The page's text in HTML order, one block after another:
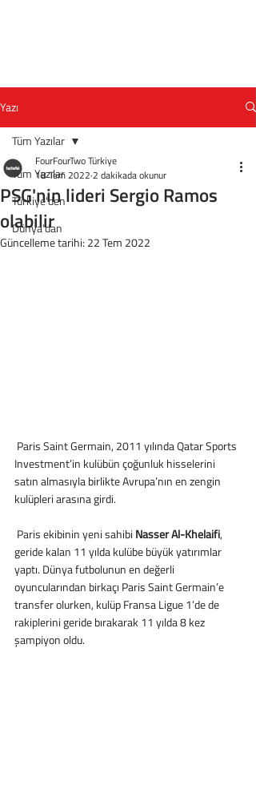
Yazı
Tüm Yazılar
Türkiye'den
Dünya'dan
Tüm Yazılar
PSG'nin lideri Sergio Ramos
olabilir
FourFourTwo Türkiye
18 Tem 2022 2 dakikada okunur
Güncelleme tarihi: 22 Tem 2022
Investment’in kulübün çoğunluk hisselerini
satın almasıyla birlikte Avrupa’nın en zengin
kulüpleri arasına girdi.
Paris ekibinin yeni sahibi Nasser Al-Khelaifi,
geride kalan 11 yılda kulübe büyük yatırımlar
yaptı. Dünya futbolunun en değerli
oyuncularından birkaçı Paris Saint Germain’e
transfer olurken, kulüp Fransa Ligue 1’de de
rakiplerini geride bırakarak 11 yılda 8 kez
şampiyon oldu.